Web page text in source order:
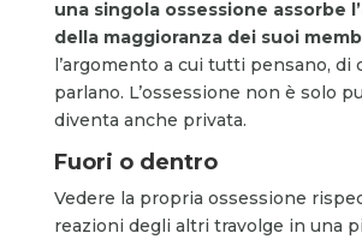
una singola ossessione assorbe
della maggioranza dei suoi
l’argomento a cui tutti pensano, di
parlano. L’ossessione non è solo
diventa anche privata.
Fuori o dentro
Vedere la propria ossessione
reazioni degli altri travolge in una